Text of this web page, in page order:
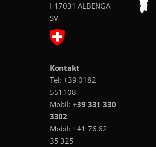
I-17031 ALBENGA
SV
Kontakt
Tel: +39 0182
551108
Mobil: +39 331 330
3302
Mobil: +41 76 62
35 325